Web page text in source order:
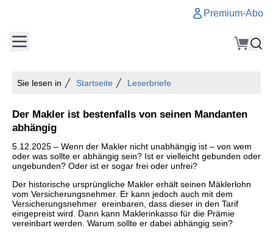
Premium-Abo
Sie lesen in Startseite Leserbriefe
Der Makler ist bestenfalls von seinen Mandanten
abhängig
5.12.2025 – Wenn der Makler nicht unabhängig ist – von wem
oder was sollte er abhängig sein? Ist er vielleicht gebunden oder
ungebunden? Oder ist er sogar frei oder unfrei?
Der historische ursprüngliche Makler erhält seinen Mäklerlohn
vom Versicherungsnehmer. Er kann jedoch auch mit dem
Versicherungsnehmer ereinbaren, dass dieser in den Tarif
eingepreist wird. Dann kann Maklerinkasso für die Prämie
vereinbart werden. Warum sollte er dabei abhängig sein?